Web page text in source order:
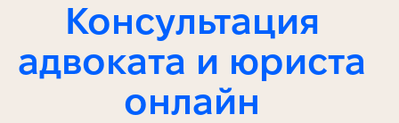
Консультация
адвоката и юриста
онлайн